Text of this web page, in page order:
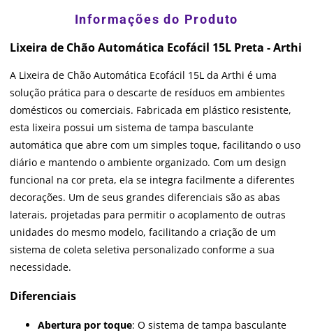
Lixeira de Chão Automática Ecofácil 15L Preta - Arthi
A Lixeira de Chão Automática Ecofácil 15L da Arthi é uma
solução prática para o descarte de resíduos em ambientes
domésticos ou comerciais. Fabricada em plástico resistente,
esta lixeira possui um sistema de tampa basculante
automática que abre com um simples toque, facilitando o uso
diário e mantendo o ambiente organizado. Com um design
funcional na cor preta, ela se integra facilmente a diferentes
decorações. Um de seus grandes diferenciais são as abas
laterais, projetadas para permitir o acoplamento de outras
unidades do mesmo modelo, facilitando a criação de um
sistema de coleta seletiva personalizado conforme a sua
necessidade.
Diferenciais
Abertura por toque: O sistema de tampa basculante